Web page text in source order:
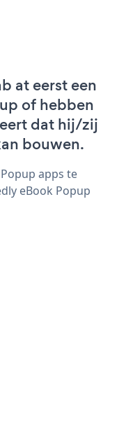
at eerst een
of hebben
dat hij/zij
bouwen.
apps te
eBook Popup